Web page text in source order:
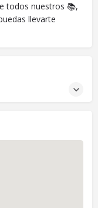
todos nuestros 📚,
llevarte